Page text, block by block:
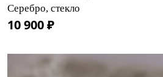
Серебро, стекло
10 900 ₽